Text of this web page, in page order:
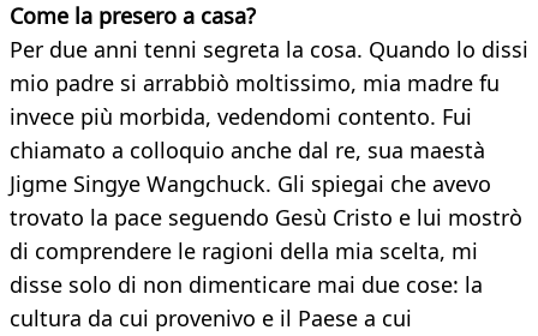
Come la presero a casa?
Per due anni tenni segreta la cosa. Quando lo dissi
mio padre si arrabbiò moltissimo, mia madre fu
invece più morbida, vedendomi contento. Fui
chiamato a colloquio anche dal re, sua maestà
Jigme Singye Wangchuck. Gli spiegai che avevo
trovato la pace seguendo Gesù Cristo e lui mostrò
di comprendere le ragioni della mia scelta, mi
disse solo di non dimenticare mai due cose: la
cultura da cui provenivo e il Paese a cui